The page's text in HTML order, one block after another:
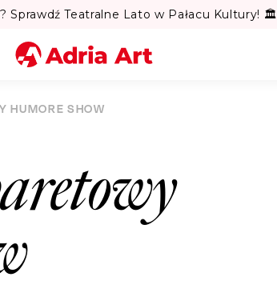
Sprawdź Teatralne Lato w Pałacu Kultury! 🏛️
Szukaj
HUMORE SHOW